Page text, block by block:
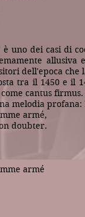
uno dei casi di
dell'epoca che
tra il 1450 e
cantus firmus.
melodia
armé,
doubter.
armé